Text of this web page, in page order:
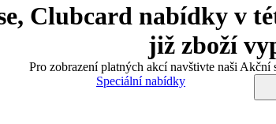
Clubcard nabídky v
již zboží
Pro zobrazení platných akcí navštivte naši
Speciální nabídky